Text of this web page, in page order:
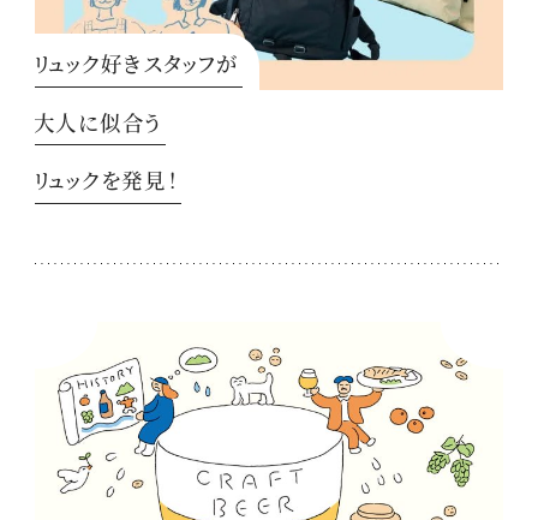
リュック好きスタッフが
大人に似合う
リュックを発見！